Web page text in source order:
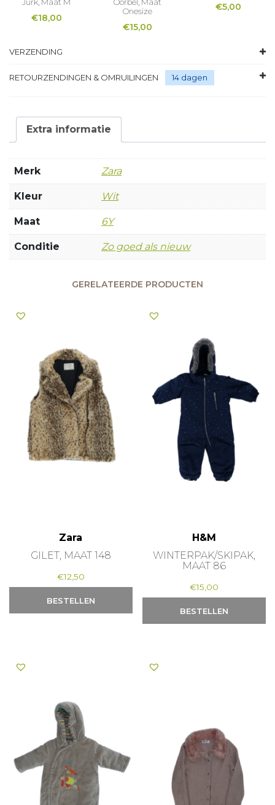
€18,00
Onesize
€15,00
€5,00
VERZENDING
RETOURZENDINGEN & OMRUILINGEN 14 dagen
Extra informatie
Merk Zara
Kleur Wit
Maat 6Y
Conditie Zo goed als nieuw
GERELATEERDE PRODUCTEN
Zara
GILET, MAAT 148
€12,50
BESTELLEN
H&M
WINTERPAK/SKIPAK,
MAAT 86
€15,00
BESTELLEN